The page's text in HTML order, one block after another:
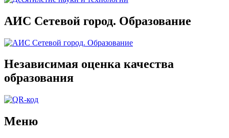
АИС Сетевой город. Образование
Независимая оценка качества
образования
Меню